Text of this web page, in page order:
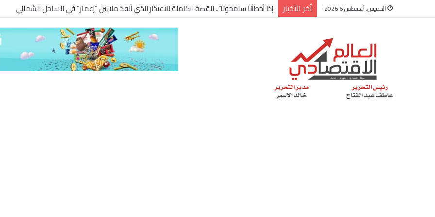
الخميس, أغسطس 6 2026 أخر الأخبار شركة “Scope Developments” تعلن تولي أحمد كمال عيسى منصب الرئيس التنفيذي للقطاع التجاري